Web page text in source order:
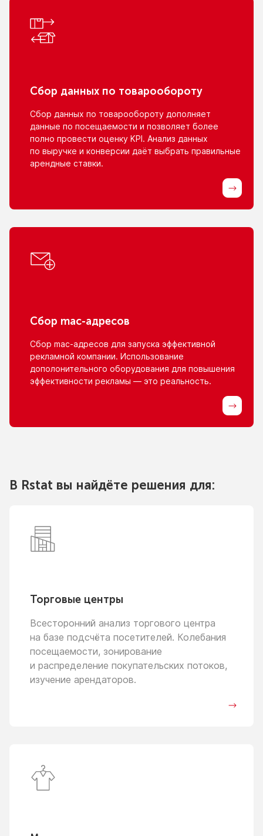
Сбор данных по товарообороту
Сбор данных по товарообороту дополняет
данные по посещаемости и позволяет более
полно провести оценку KPI. Анализ данных
по выручке и конверсии даёт выбрать правильные
арендные ставки.
Сбор mac-адресов
Сбор mac-адресов для запуска эффективной
рекламной компании. Использование
дополонительного оборудования для повышения
эффективности рекламы — это реальность.
В Rstat вы найдёте решения для:
Торговые центры
Всесторонний анализ торгового центра
на базе подсчёта посетителей. Колебания
посещаемости, зонирование
и распределение покупательских потоков,
изучение арендаторов.